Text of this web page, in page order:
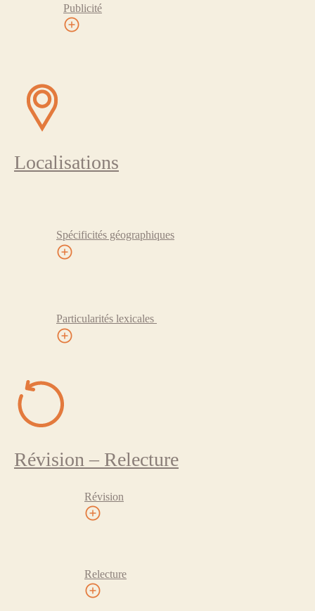
Publicité
Localisations
Spécificités géographiques
Particularités lexicales
Révision – Relecture
Révision
Relecture